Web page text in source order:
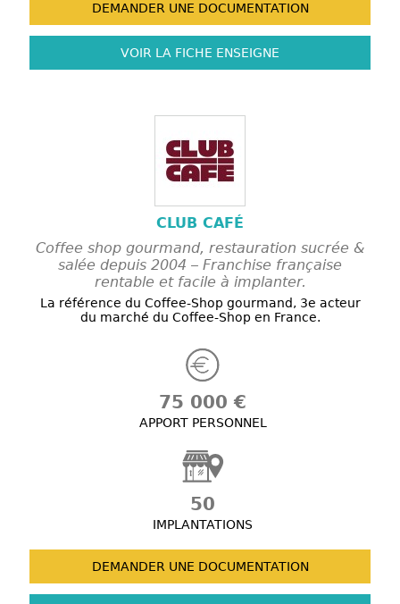
DEMANDER UNE DOCUMENTATION
VOIR LA FICHE ENSEIGNE
CLUB CAFÉ
Coffee shop gourmand, restauration sucrée &
salée depuis 2004 – Franchise française
rentable et facile à implanter.
La référence du Coffee-Shop gourmand, 3e acteur
du marché du Coffee-Shop en France.
75 000 €
APPORT PERSONNEL
50
IMPLANTATIONS
DEMANDER UNE DOCUMENTATION